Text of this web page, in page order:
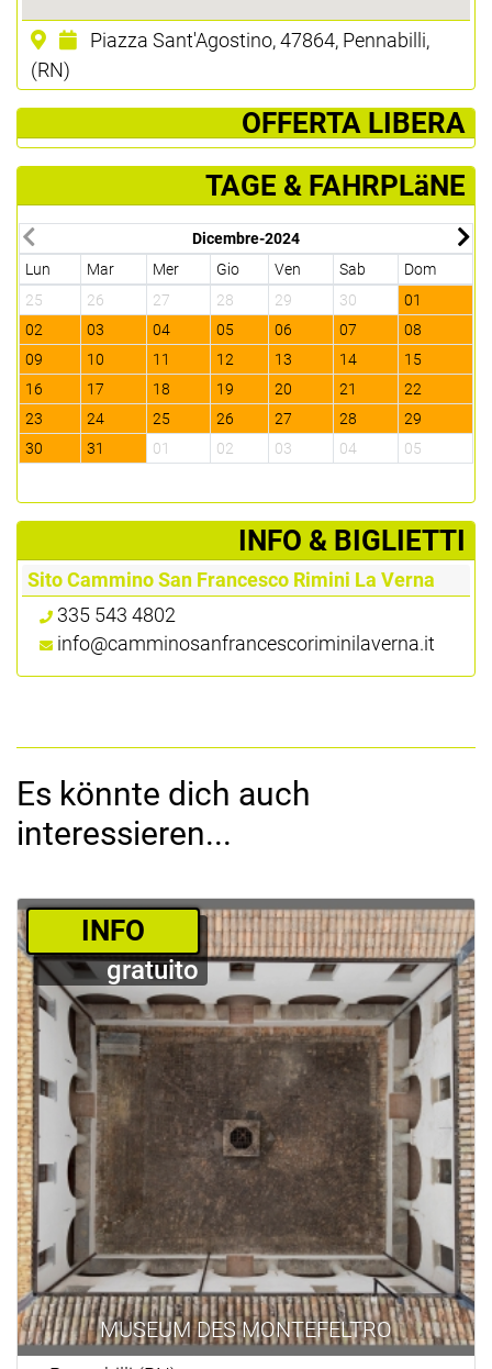
Piazza Sant'Agostino, 47864, Pennabilli,
(RN)
­ OFFERTA LIBERA
TAGE & FAHRPLäNE
Dicembre-2024
Lun
Mar Mer Gio Ven Sab
Dom
25
26 27 28 29 30
01
02
03 04 05 06 07
08
09
10 11 12 13 14
15
16
17 18 19 20 21
22
23
24 25 26 27 28
29
30
31 01 02 03 04 05
­INFO & BIGLIETTI
Sito Cammino San Francesco Rimini La Verna
335 543 4802
info@camminosanfrancescoriminilaverna.it
Es könnte dich auch
interessieren...
MUSEUM DES MONTEFELTRO
­INFO
gratuito